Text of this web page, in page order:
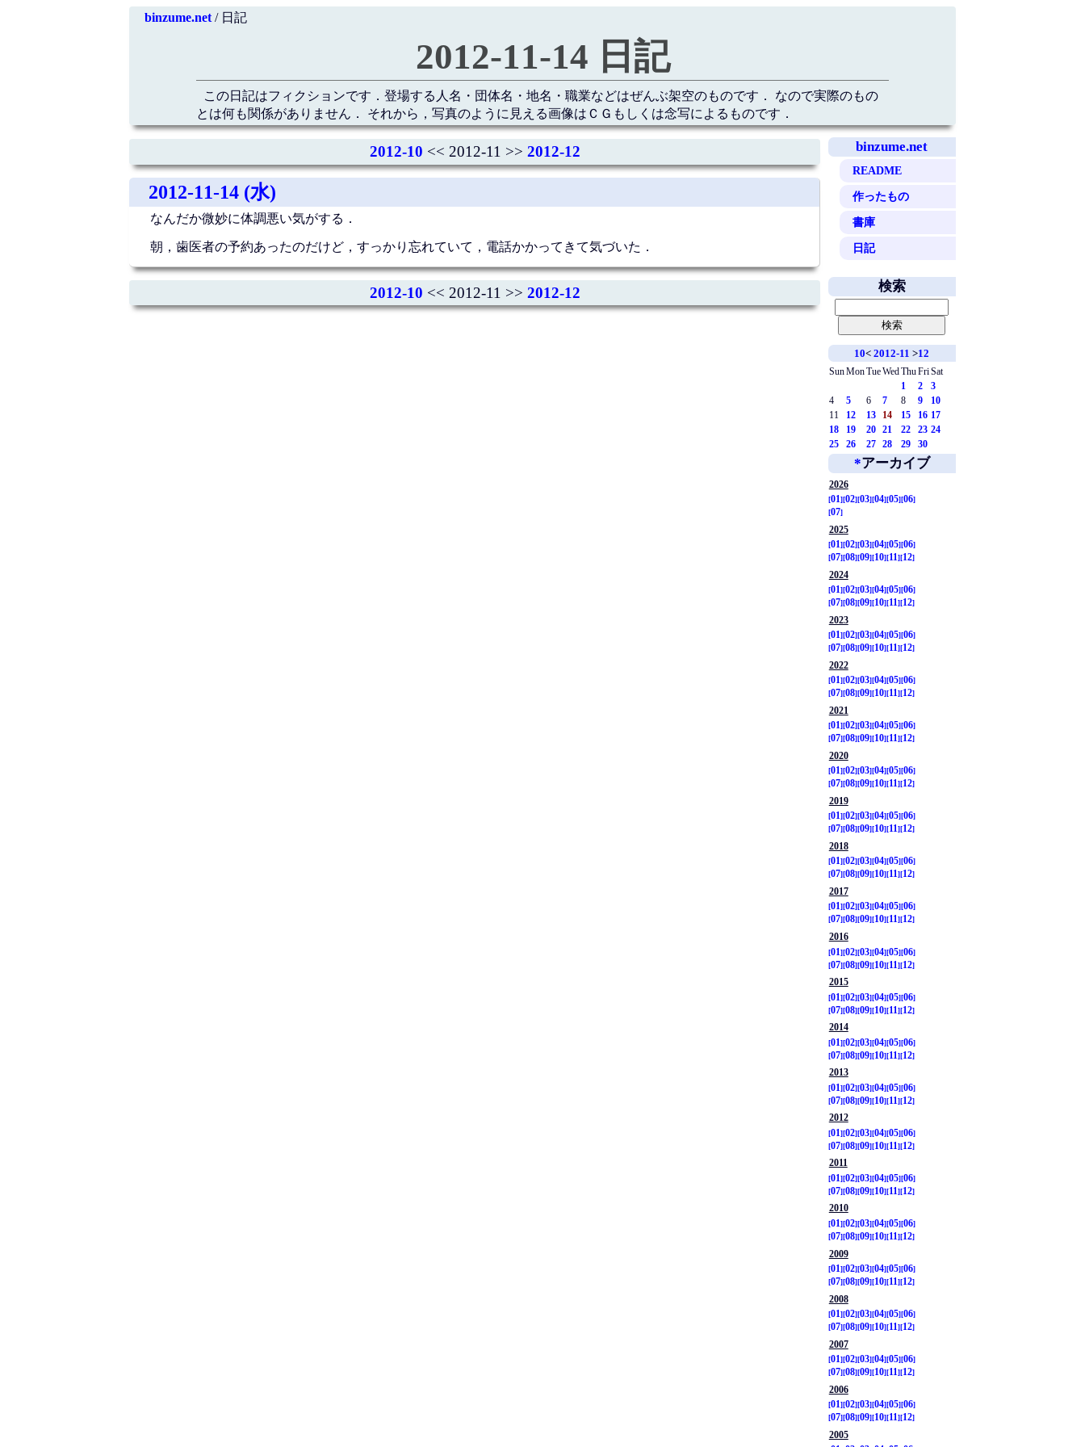
binzume.net/ 日記
2012-11-14 日記
この日記はフィクションです．登場する人名・団体名・地名・職業などはぜんぶ架空のものです． なので実際のもの
とは何も関係がありません． それから，写真のように見える画像はＣＧもしくは念写によるものです．
binzume.net
README
作ったもの
書庫
日記
2012-10 << 2012-11 >> 2012-12
2012-11-14 (水)
なんだか微妙に体調悪い気がする．
朝，歯医者の予約あったのだけど，すっかり忘れていて，電話かかってきて気づいた．
2012-10 << 2012-11 >> 2012-12 検索
10<2012-11 >12
SunMonTueWed ThuFriSat
1
2
3
4
5 6 7 8 9
10
11
12 13 14 15 16 17
18
19 20 21 22 23 24
25
26 27 28 29 30
*アーカイブ
2026
01
02 03 04 05 06
07
2025
01
02 03 04 05 06
07 08 09 10 11
12
2024
01
02 03 04 05 06
07 08 09 10 11
12
2023
01
02 03 04 05 06
07 08 09 10 11
12
2022
01
02 03 04 05 06
07 08 09 10 11
12
2021
01
02 03 04 05 06
07 08 09 10 11
12
2020
01
02 03 04 05 06
07 08 09 10 11
12
2019
01
02 03 04 05 06
07 08 09 10 11
12
2018
01 02 03 04 05 06
07 08 09 10 11 12
2017
01 02 03 04 05 06
07 08 09 10 11 12
2016
01
02 03 04 05 06
07 08 09 10 11
12
2015
01
02 03 04 05 06
07 08 09 10 11
12
2014
01
02 03 04 05 06
07 08 09 10 11
12
2013
01
02 03 04 05 06
07 08 09 10 11
12
2012
01
02 03 04 05 06
07 08 09 10 11
12
2011
01
02 03 04 05 06
07 08 09 10 11
12
2010
01
02 03 04 05 06
07 08 09 10 11
12
2009
01
02 03 04 05 06
07 08 09 10 11
12
2008
01
02 03 04 05 06
07 08 09 10 11
12
2007
01
02 03 04 05 06
07 08 09 10 11
12
2006
01
02 03 04 05 06
07 08 09 10 11
12
2005